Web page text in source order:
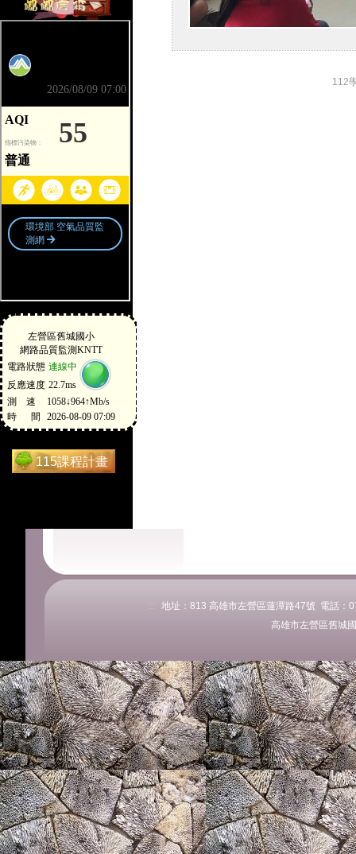
前往 嘟嘟信箱（在新分頁開啟）
115課程計畫
112
:::
地址：813 高雄市左營區蓮潭路47號 電話
高雄市左營區舊城